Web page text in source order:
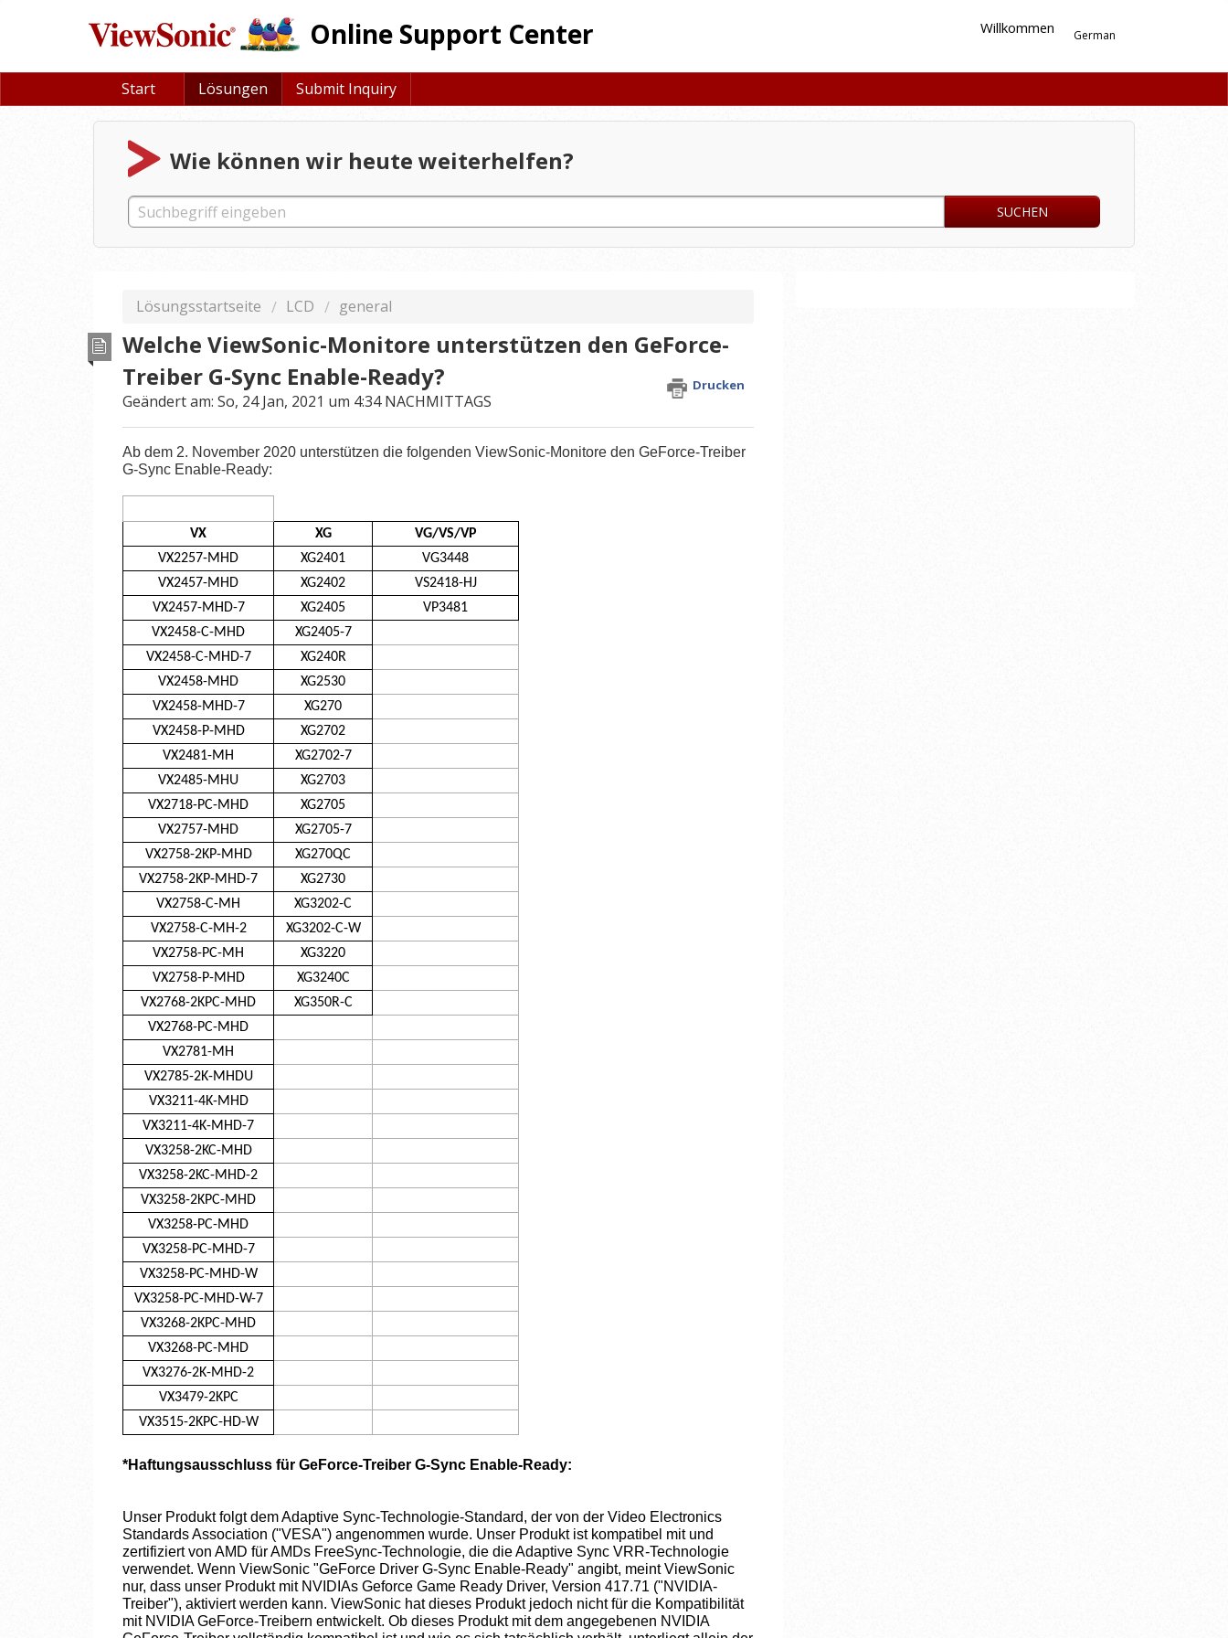
Online Support Center German
Willkommen
Start Lösungen Submit Inquiry
Wie können wir heute weiterhelfen?
SUCHEN
Lösungsstartseite LCD general
Welche ViewSonic-Monitore unterstützen den GeForce-
Treiber G-Sync Enable-Ready?
Drucken
Geändert am: So, 24 Jan, 2021 um 4:34 NACHMITTAGS
Ab dem 2. November 2020 unterstützen die folgenden ViewSonic-Monitore den GeForce-Treiber
G-Sync Enable-Ready:
VX XG
VG/VS/VP
VX2257-MHD
XG2401
VG3448
VX2457-MHD
XG2402
VS2418-HJ
VX2457-MHD-7
XG2405
VP3481
VX2458-C-MHD
XG2405-7
VX2458-C-MHD-7
XG240R
VX2458-MHD
XG2530
VX2458-MHD-7
XG270
VX2458-P-MHD
XG2702
VX2481-MH
XG2702-7
VX2485-MHU
XG2703
VX2718-PC-MHD
XG2705
VX2757-MHD
XG2705-7
VX2758-2KP-MHD
XG270QC
VX2758-2KP-MHD-7
XG2730
VX2758-C-MH
XG3202-C
VX2758-C-MH-2
XG3202-C-W
VX2758-PC-MH
XG3220
VX2758-P-MHD
XG3240C
VX2768-2KPC-MHD
XG350R-C
VX2768-PC-MHD
VX2781-MH
VX2785-2K-MHDU
VX3211-4K-MHD
VX3211-4K-MHD-7
VX3258-2KC-MHD
VX3258-2KC-MHD-2
VX3258-2KPC-MHD
VX3258-PC-MHD
VX3258-PC-MHD-7
VX3258-PC-MHD-W
VX3258-PC-MHD-W-7
VX3268-2KPC-MHD
VX3268-PC-MHD
VX3276-2K-MHD-2
VX3479-2KPC
VX3515-2KPC-HD-W
*Haftungsausschluss für GeForce-Treiber G-Sync Enable-Ready:
Unser Produkt folgt dem Adaptive Sync-Technologie-Standard, der von der Video Electronics
Standards Association ("VESA") angenommen wurde. Unser Produkt ist kompatibel mit und
zertifiziert von AMD für AMDs FreeSync-Technologie, die die Adaptive Sync VRR-Technologie
verwendet. Wenn ViewSonic "GeForce Driver G-Sync Enable-Ready" angibt, meint ViewSonic
nur, dass unser Produkt mit NVIDIAs Geforce Game Ready Driver, Version 417.71 ("NVIDIA-
Treiber"), aktiviert werden kann. ViewSonic hat dieses Produkt jedoch nicht für die Kompatibilität
mit NVIDIA GeForce-Treibern entwickelt. Ob dieses Produkt mit dem angegebenen NVIDIA